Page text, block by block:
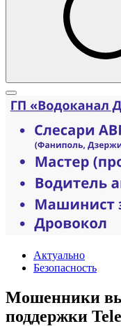
Актуально
Безопасность
Мошенники
поддержки